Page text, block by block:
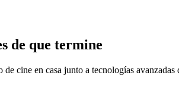
de que termine
cine en casa junto a tecnologías